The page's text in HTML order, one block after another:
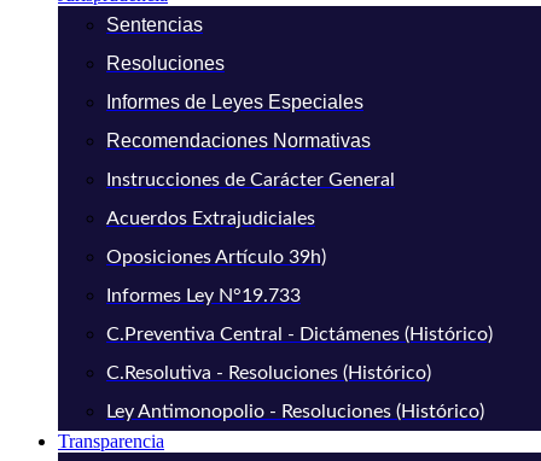
Sentencias
Resoluciones
Informes de Leyes Especiales
Recomendaciones Normativas
Instrucciones de Carácter General
Acuerdos Extrajudiciales
Oposiciones Artículo 39h)
Informes Ley N°19.733
C.Preventiva Central - Dictámenes (Histórico)
C.Resolutiva - Resoluciones (Histórico)
Ley Antimonopolio - Resoluciones (Histórico)
Transparencia